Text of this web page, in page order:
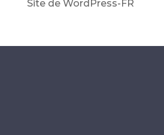
Site de WordPress-FR